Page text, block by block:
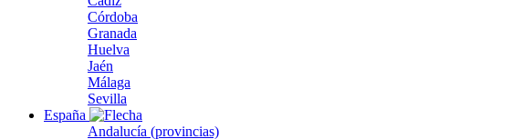
Córdoba
Granada
Huelva
Jaén
Málaga
Sevilla
España
Andalucía (provincias)